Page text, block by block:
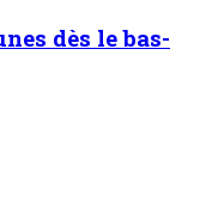
dès le bas-